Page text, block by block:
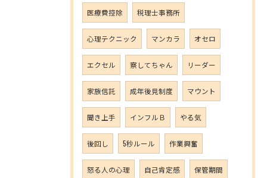
医療費控除 税理士事務所
心理テクニック マンカラ オセロ
エクセル 察してちゃん リーダー
家族信託 成年後見制度 マウント
聞き上手 インフルＢ やる気
後回し 5秒ルール 作業興奮
怒る人の心理 自己肯定感 保管期間